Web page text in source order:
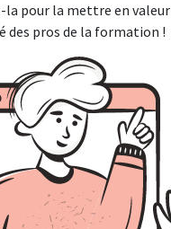
la pour la mettre en
des pros de la formation !